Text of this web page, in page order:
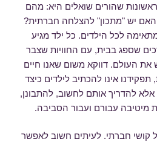
שהורים שואלים היא: מהם
האם יש "מתכון" להצלחה חברתית?
לכל הילדים. כל ילד מגיע
שספג בבית, עם החוויות שצבר
העולם. דווקא משום שאנו חיים
אינו להכתיב לילדים כיצד
להדריך אותם לחשוב, להתבונן,
מיטיבה עבורם ועבור הסביבה.
קושי חברתי. לעיתים חשוב לאפשר